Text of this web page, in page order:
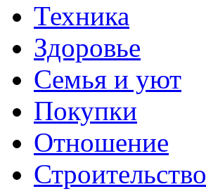
Техника
Здоровье
Семья и уют
Покупки
Отношение
Строительство